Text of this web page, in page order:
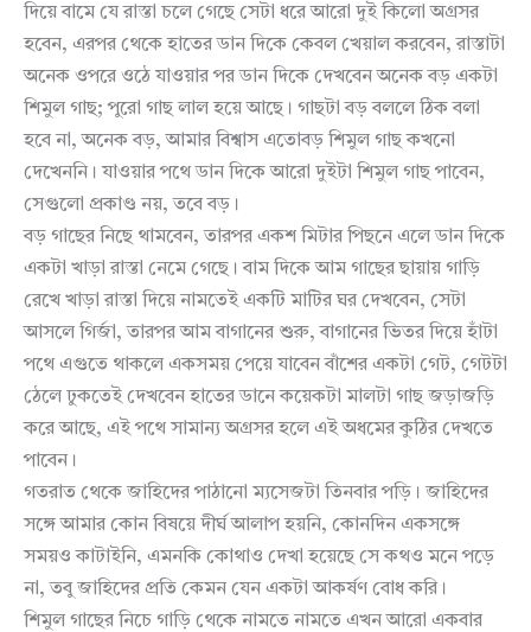
দিয়ে বামে যে রাস্তা চলে গেছে সেটা ধরে আরো দুই কিলো অগ্রসর
হবেন, এরপর থেকে হাতের ডান দিকে কেবল খেয়াল করবেন, রাস্তাটা
অনেক ওপরে ওঠে যাওয়ার পর ডান দিকে দেখবেন অনেক বড় একটা
শিমুল গাছ; পুরো গাছ লাল হয়ে আছে। গাছটা বড় বললে ঠিক বলা
হবে না, অনেক বড়, আমার বিশ্বাস এতোবড় শিমুল গাছ কখনো
দেখেননি। যাওয়ার পথে ডান দিকে আরো দুইটা শিমুল গাছ পাবেন,
সেগুলো প্রকাণ্ড নয়, তবে বড়।
বড় গাছের নিছে থামবেন, তারপর একশ মিটার পিছনে এলে ডান দিকে
একটা খাড়া রাস্তা নেমে গেছে। বাম দিকে আম গাছের ছায়ায় গাড়ি
রেখে খাড়া রাস্তা দিয়ে নামতেই একটি মাটির ঘর দেখবেন, সেটা
আসলে গির্জা, তারপর আম বাগানের শুরু, বাগানের ভিতর দিয়ে হাঁটা
পথে এগুতে থাকলে একসময় পেয়ে যাবেন বাঁশের একটা গেট, গেটটা
ঠেলে ঢুকতেই দেখবেন হাতের ডানে কয়েকটা মালটা গাছ জড়াজড়ি
করে আছে, এই পথে সামান্য অগ্রসর হলে এই অধমের কুঠির দেখতে
পাবেন।
গতরাত থেকে জাহিদের পাঠানো ম্যসেজটা তিনবার পড়ি। জাহিদের
সঙ্গে আমার কোন বিষয়ে দীর্ঘ আলাপ হয়নি, কোনদিন একসঙ্গে
সময়ও কাটাইনি, এমনকি কোথাও দেখা হয়েছে সে কথও মনে পড়ে
না, তবু জাহিদের প্রতি কেমন যেন একটা আকর্ষণ বোধ করি।
শিমুল গাছের নিচে গাড়ি থেকে নামতে নামতে এখন আরো একবার